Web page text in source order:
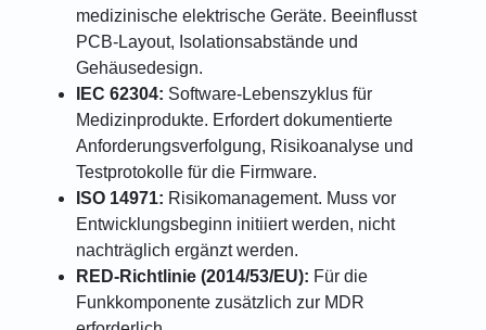
medizinische elektrische Geräte. Beeinflusst
PCB-Layout, Isolationsabstände und
Gehäusedesign.
IEC 62304: Software-Lebenszyklus für
Medizinprodukte. Erfordert dokumentierte
Anforderungsverfolgung, Risikoanalyse und
Testprotokolle für die Firmware.
ISO 14971: Risikomanagement. Muss vor
Entwicklungsbeginn initiiert werden, nicht
nachträglich ergänzt werden.
RED-Richtlinie (2014/53/EU): Für die
Funkkomponente zusätzlich zur MDR